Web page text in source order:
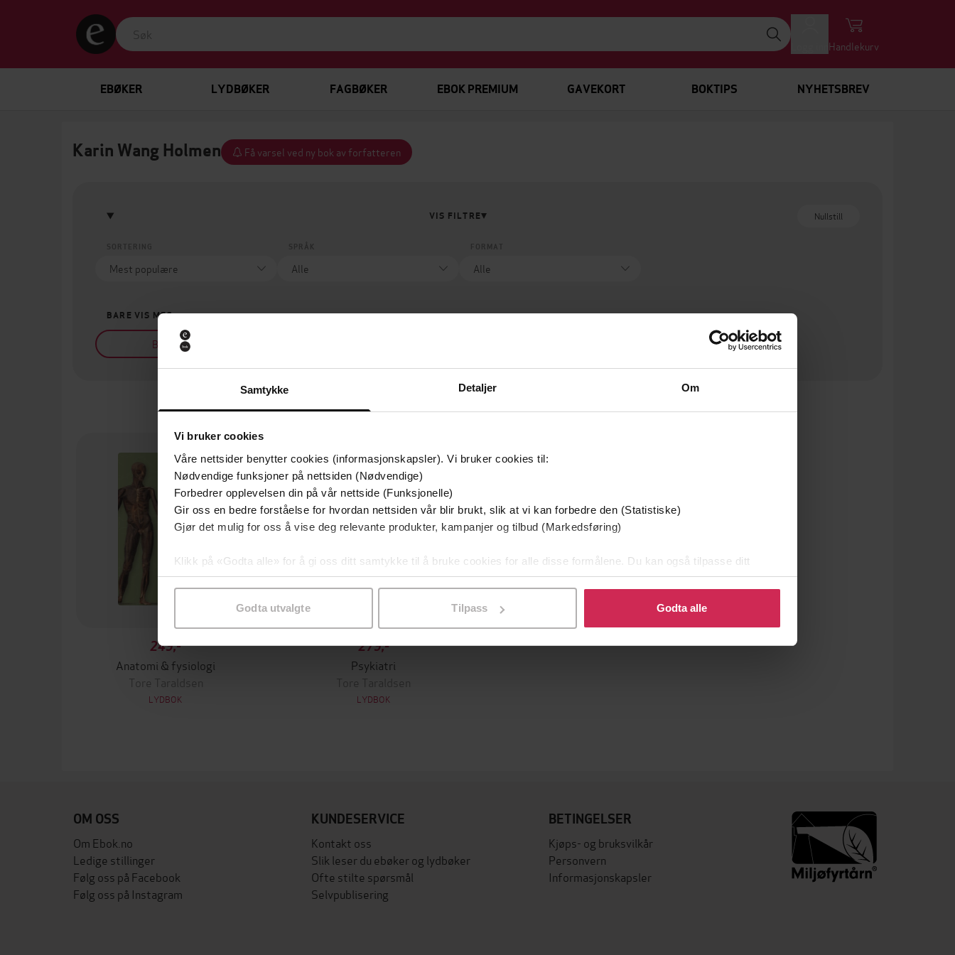
Samtykke Detaljer Om
Vi bruker cookies
Våre nettsider benytter cookies (informasjonskapsler). Vi bruker cookies til:
Nødvendige funksjoner på nettsiden (Nødvendige)
Forbedrer opplevelsen din på vår nettside (Funksjonelle)
Gir oss en bedre forståelse for hvordan nettsiden vår blir brukt, slik at vi kan forbedre den (Statistiske)
Gjør det mulig for oss å vise deg relevante produkter, kampanjer og tilbud (Markedsføring)
Klikk på «Godta alle» for å gi oss ditt samtykke til å bruke cookies for alle disse formålene. Du kan også tilpasse ditt
samtykke til spesifikke formål ved å klikke på «Tilpass». Du kan når som helst trekke tilbake eller endre ditt samtykke.
Godta utvalgte Tilpass Godta alle
Handlekurv
EBØKER LYDBØKER FAGBØKER EBOK PREMIUM GAVEKORT BOKTIPS NYHETSBREV
Karin Wang Holmen Få varsel ved ny bok av forfatteren
VIS FILTRE Nullstill
BARE VIS MEG
Bøker på tilbud
249,-
Anatomi & fysiologi
Tore Taraldsen
LYDBOK
279,-
Psykiatri
Tore Taraldsen
LYDBOK
OM OSS
Om Ebok.no
Ledige stillinger
Følg oss på Facebook
Følg oss på Instagram
KUNDESERVICE
Kontakt oss
Slik leser du ebøker og lydbøker
Ofte stilte spørsmål
Selvpublisering
BETINGELSER
Kjøps- og bruksvilkår
Personvern
Informasjonskapsler